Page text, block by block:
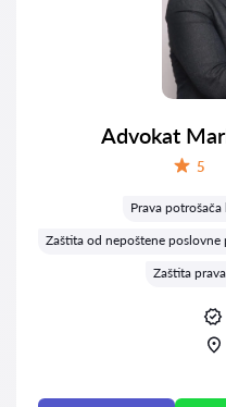
Advokat
5
Prava
Zaštita od nepoštene poslovne
Zaštita